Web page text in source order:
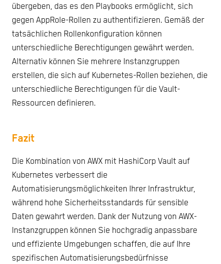
übergeben, das es den Playbooks ermöglicht, sich
gegen AppRole-Rollen zu authentifizieren. Gemäß der
tatsächlichen Rollenkonfiguration können
unterschiedliche Berechtigungen gewährt werden.
Alternativ können Sie mehrere Instanzgruppen
erstellen, die sich auf Kubernetes-Rollen beziehen, die
unterschiedliche Berechtigungen für die Vault-
Ressourcen definieren.
Fazit
Die Kombination von AWX mit HashiCorp Vault auf
Kubernetes verbessert die
Automatisierungsmöglichkeiten Ihrer Infrastruktur,
während hohe Sicherheitsstandards für sensible
Daten gewahrt werden. Dank der Nutzung von AWX-
Instanzgruppen können Sie hochgradig anpassbare
und effiziente Umgebungen schaffen, die auf Ihre
spezifischen Automatisierungsbedürfnisse